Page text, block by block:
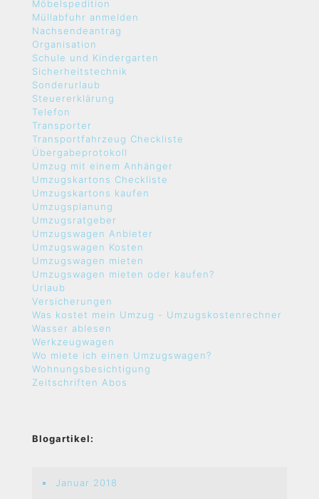
Möbelspedition
Müllabfuhr anmelden
Nachsendeantrag
Organisation
Schule und Kindergarten
Sicherheitstechnik
Sonderurlaub
Steuererklärung
Telefon
Transporter
Transportfahrzeug Checkliste
Übergabeprotokoll
Umzug mit einem Anhänger
Umzugskartons Checkliste
Umzugskartons kaufen
Umzugsplanung
Umzugsratgeber
Umzugswagen Anbieter
Umzugswagen Kosten
Umzugswagen mieten
Umzugswagen mieten oder kaufen?
Urlaub
Versicherungen
Was kostet mein Umzug - Umzugskostenrechner
Wasser ablesen
Werkzeugwagen
Wo miete ich einen Umzugswagen?
Wohnungsbesichtigung
Zeitschriften Abos
Blogartikel:
Januar 2018